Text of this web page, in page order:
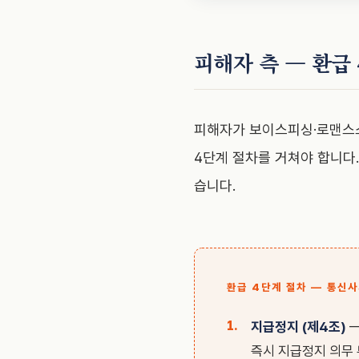
피해자 측 — 환급
피해자가 보이스피싱·로맨
4단계 절차를 거쳐야 합니
습니다.
환급 4단계 절차 — 통신사
지급정지 (제4조) —
즉시 지급정지 의무